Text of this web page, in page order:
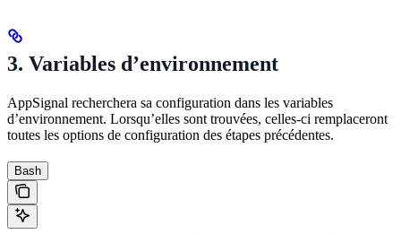
3. Variables d’environnement
AppSignal recherchera sa configuration dans les variables
d’environnement. Lorsqu’elles sont trouvées, celles-ci remplaceront
toutes les options de configuration des étapes précédentes.
Bash